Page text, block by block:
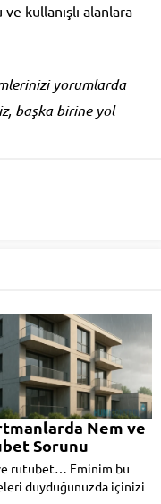
ve kullanışlı alanlara
yorumlarda
başka birine yol
Nem ve
Sorunu
rutubet… Eminim bu
duyduğunuzda içinizi